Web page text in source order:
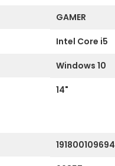
GAMER
Intel Core i5
Windows 10
14"
191800109694